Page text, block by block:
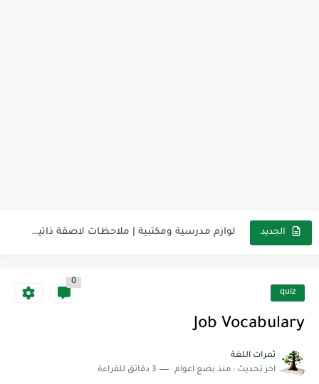
الجديد لوازم مدرسية ومكتبية | ملاحظات لاصقة ذاتية على شكل قلب...
quiz
0
Job Vocabulary
ثمرات اللغة
اخر تحديث : منذ بضع اعوام 3 دقائق للقراءة